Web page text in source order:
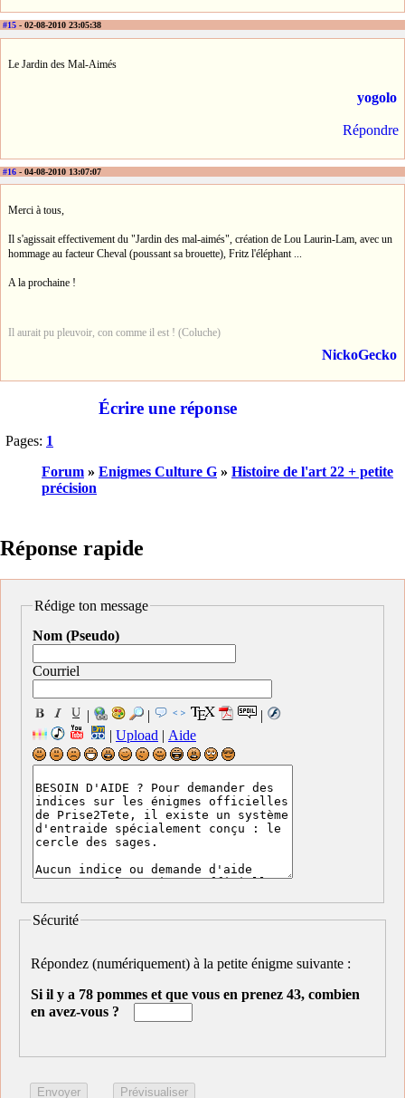
#15 - 02-08-2010 23:05:38
Le Jardin des Mal-Aimés
yogolo
Répondre
#16 - 04-08-2010 13:07:07
Merci à tous,
Il s'agissait effectivement du "Jardin des mal-aimés", création de Lou Laurin-Lam, avec un
hommage au facteur Cheval (poussant sa brouette), Fritz l'éléphant ...
A la prochaine !
Il aurait pu pleuvoir, con comme il est ! (Coluche)
NickoGecko
Écrire une réponse
Pages: 1
Forum » Enigmes Culture G » Histoire de l'art 22 + petite
précision
Réponse rapide
Rédige ton message
Nom (Pseudo)
Courriel
| |
|
| Upload | Aide
Sécurité
Répondez (numériquement) à la petite énigme suivante :
Si il y a 78 pommes et que vous en prenez 43, combien
en avez-vous ?